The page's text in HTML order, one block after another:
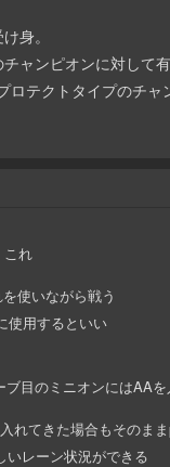
身。
ャンピオンに対して有
ロテクトタイプのチ
これ
使いながら戦う
使用するといい
目のミニオンにはAA
れてきた場合もそのま
いレーン状況ができる